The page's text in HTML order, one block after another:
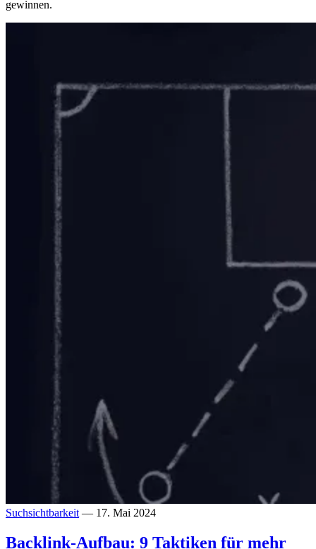
gewinnen.
Suchsichtbarkeit — 17. Mai 2024
Backlink-Aufbau: 9 Taktiken für mehr